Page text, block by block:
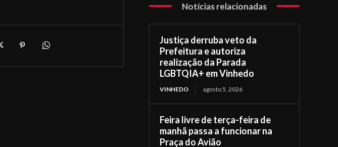
Notícias relacionadas
Justiça derruba veto da
Prefeitura e autoriza
realização da Parada
LGBTQIA+ em Vinhedo
VINHEDO agosto 5, 2026
Feira livre de terça-feira de
manhã passa a funcionar na
Praça do Avião